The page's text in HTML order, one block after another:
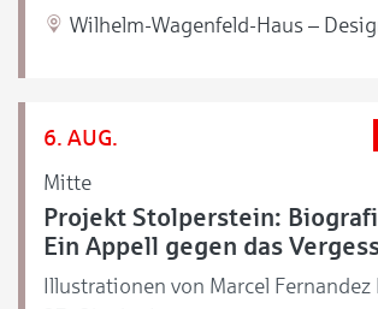
Wilhelm-Wagenfeld-Haus –
6. AUG.
Mitte
Projekt Stolperstein:
Ein Appell gegen das
Illustrationen von Marcel Fernandez